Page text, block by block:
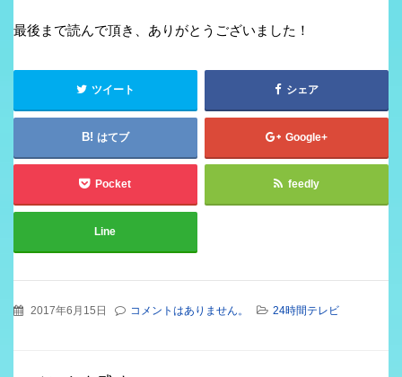
最後まで読んで頂き、ありがとうございました！
ツイート シェア
はてブ Google+
Pocket feedly
Line
2017年6月15日 コメントはありません。 24時間テレビ